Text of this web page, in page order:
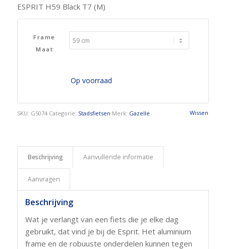
ESPRIT H59 Black T7 (M)
Frame
Maat
Wissen
Op voorraad
SKU: G5074 Categorie: Stadsfietsen Merk: Gazelle
Beschrijving Aanvullende informatie
Aanvragen
Beschrijving
Wat je verlangt van een fiets die je elke dag
gebruikt, dat vind je bij de Esprit. Het aluminium
frame en de robuuste onderdelen kunnen tegen